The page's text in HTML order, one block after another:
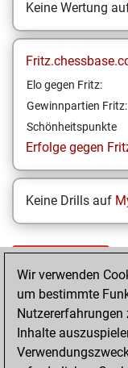
Keine Wertung
Elo gegen Fritz:
Gewinnpartien Fritz:
Schönheitspunkte
Erfolge gegen
Keine Drills auf
STARTSEITE
Wir verwenden
um bestimmte
Nutzererfahrungen
Inhalte